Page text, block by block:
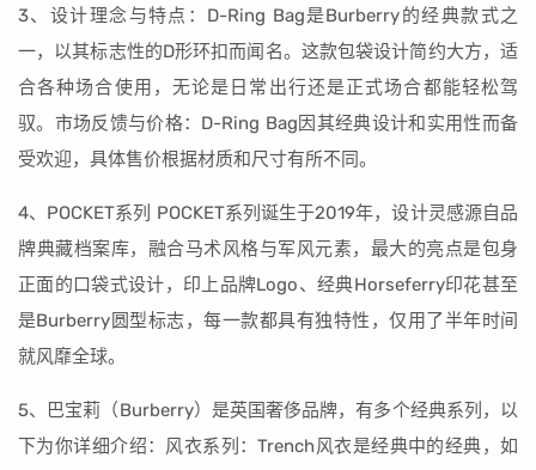
3、设计理念与特点：D-Ring Bag是Burberry的经典款式之
一，以其标志性的D形环扣而闻名。这款包袋设计简约大方，适
合各种场合使用，无论是日常出行还是正式场合都能轻松驾
驭。市场反馈与价格：D-Ring Bag因其经典设计和实用性而备
受欢迎，具体售价根据材质和尺寸有所不同。
4、POCKET系列 POCKET系列诞生于2019年，设计灵感源自品
牌典藏档案库，融合马术风格与军风元素，最大的亮点是包身
正面的口袋式设计，印上品牌Logo、经典Horseferry印花甚至
是Burberry圆型标志，每一款都具有独特性，仅用了半年时间
就风靡全球。
5、巴宝莉（Burberry）是英国奢侈品牌，有多个经典系列，以
下为你详细介绍：风衣系列：Trench风衣是经典中的经典，如